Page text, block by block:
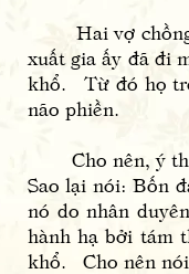
Hai vợ chồng
xuất gia ấy đã đi
khổ. Từ đó họ
não phiền.
Cho nên, ý
Sao lại nói: Bốn
nó do nhân
hành hạ bởi tám
khổ. Cho nên